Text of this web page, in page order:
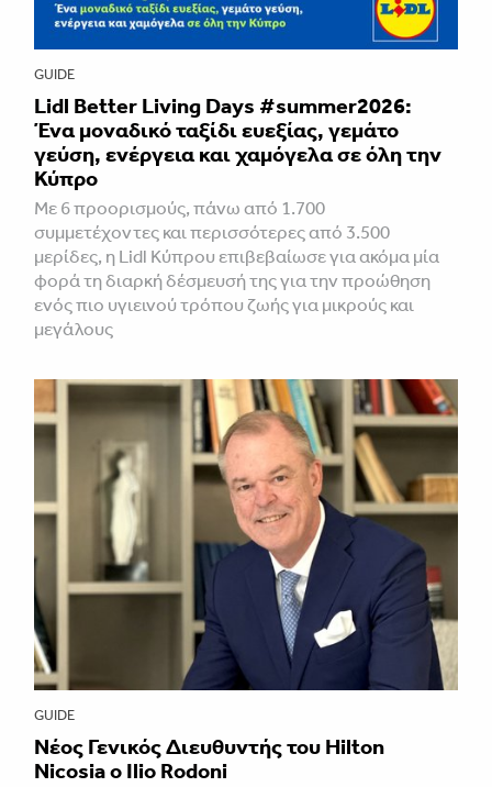
GUIDE
Lidl Better Living Days #summer2026:
Ένα μοναδικό ταξίδι ευεξίας, γεμάτο
γεύση, ενέργεια και χαμόγελα σε όλη την
Κύπρο
Με 6 προορισμούς, πάνω από 1.700
συμμετέχοντες και περισσότερες από 3.500
μερίδες, η Lidl Κύπρου επιβεβαίωσε για ακόμα μία
φορά τη διαρκή δέσμευσή της για την προώθηση
ενός πιο υγιεινού τρόπου ζωής για μικρούς και
μεγάλους
GUIDE
Νέος Γενικός Διευθυντής του Hilton
Nicosia ο Ilio Rodoni